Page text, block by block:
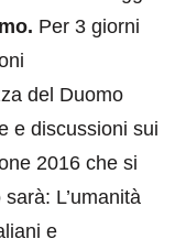
Per 3 giorni
del Duomo
e discussioni sui
2016 che si
L’umanità
e